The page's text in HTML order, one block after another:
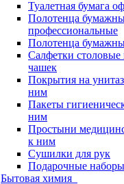
Туалетная бумага
Полотенца
профессиональные
Полотенца
Салфетки столовые
чашек
Покрытия на
ним
Пакеты
ним
Простыни
к ним
Сушилки для рук
Подарочные наборы
Бытовая химия